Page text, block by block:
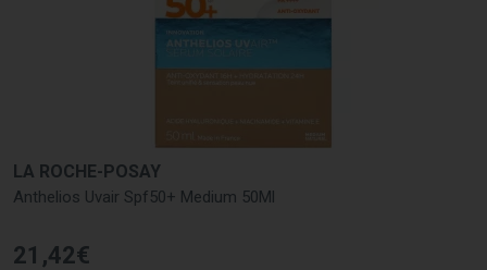
LA ROCHE-POSAY
Anthelios Uvair Spf50+ Medium 50Ml
21 ,42€